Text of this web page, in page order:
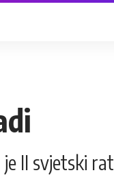
II svjetski rat